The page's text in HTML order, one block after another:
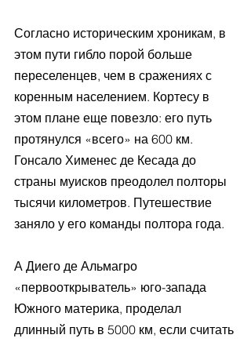
Согласно историческим хроникам, в
этом пути гибло порой больше
переселенцев, чем в сражениях с
коренным населением. Кортесу в
этом плане еще повезло: его путь
протянулся «всего» на 600 км.
Гонсало Хименес де Кесада до
страны муисков преодолел полторы
тысячи километров. Путешествие
заняло у его команды полтора года.
А Диего де Альмагро
«первооткрыватель» юго-запада
Южного материка, проделал
длинный путь в 5000 км, если считать